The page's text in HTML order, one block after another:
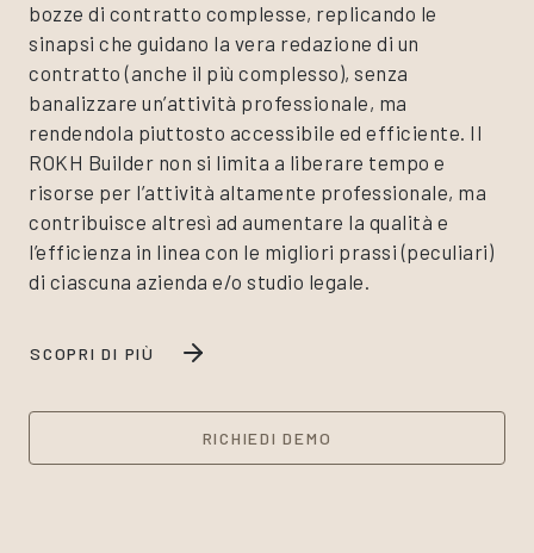
bozze di contratto complesse, replicando le
sinapsi che guidano la vera redazione di un
contratto (anche il più complesso), senza
banalizzare un’attività professionale, ma
rendendola piuttosto accessibile ed efficiente. Il
ROKH Builder non si limita a liberare tempo e
risorse per l’attività altamente professionale, ma
contribuisce altresì ad aumentare la qualità e
l’efficienza in linea con le migliori prassi (peculiari)
di ciascuna azienda e/o studio legale.
SCOPRI DI PIÙ
RICHIEDI DEMO